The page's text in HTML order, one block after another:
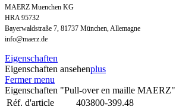
MAERZ Muenchen KG
HRA 95732
Bayerwaldstraße 7, 81737 München, Allemagne
info@maerz.de
Eigenschaften
Eigenschaften ansehenplus
Fermer menu
Eigenschaften "Pull-over en maille MAERZ"
Réf. d'article
403800-399.48